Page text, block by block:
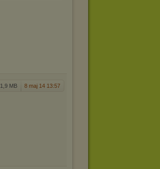
1,9 MB 8 maj 14 13:57